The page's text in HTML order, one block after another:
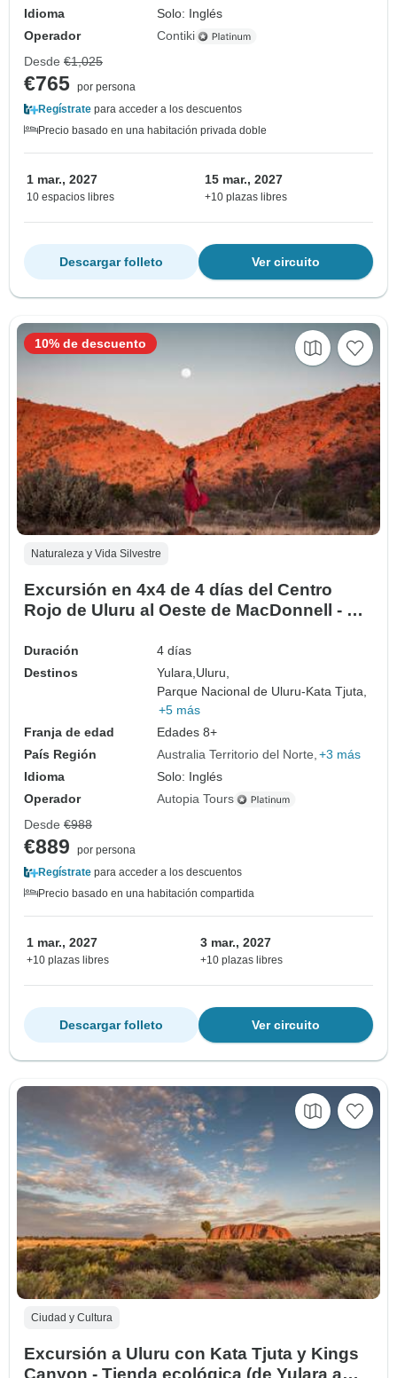
Idioma
Solo: Inglés
Operador
Contiki
Desde €1,025
€765 por persona
Regístrate para acceder a los descuentos
Precio basado en una habitación privada doble
1 mar., 2027
10 espacios libres
15 mar., 2027
+10 plazas libres
Ver circuito
Descargar folleto
Naturaleza y Vida Silvestre
Excursión en 4x4 de 4 días del Centro
Rojo de Uluru al Oeste de MacDonnell - de
Duración
4 días
Destinos
Yulara,Uluru,
Parque Nacional de Uluru-Kata Tjuta,
+5 más
Franja de edad
Edades 8+
País Región
Australia Territorio del Norte +3 más
Idioma
Solo: Inglés
Operador
Autopia Tours
10% de descuento
Desde €988
€889
por persona
Regístrate para acceder a los descuentos
Precio basado en una habitación compartida
1 mar., 2027
+10 plazas libres
3 mar., 2027
+10 plazas libres
Ver circuito
Descargar folleto
Ciudad y Cultura
Excursión a Uluru con Kata Tjuta y Kings
Canyon - Tienda ecológica (de Yulara a